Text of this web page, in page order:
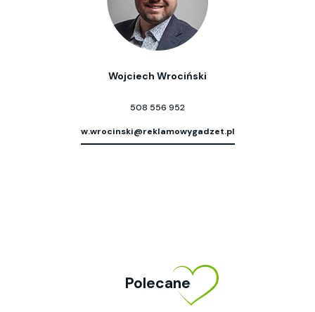
Wojciech Wrociński
508 556 952
w.wrocinski@reklamowygadzet.pl
Polecane